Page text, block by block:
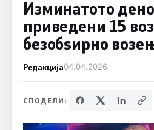
Изминатото
приведени 15
безобѕирно
Редакција04.04.2026
СПОДЕЛИ: